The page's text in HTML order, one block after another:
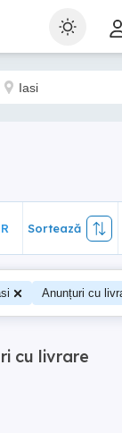
Sortează
Sortează
Anunțuri cu
cu livrare